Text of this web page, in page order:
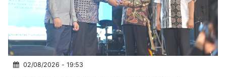
INDONESIA
Partner
02/08/2026 - 19:53